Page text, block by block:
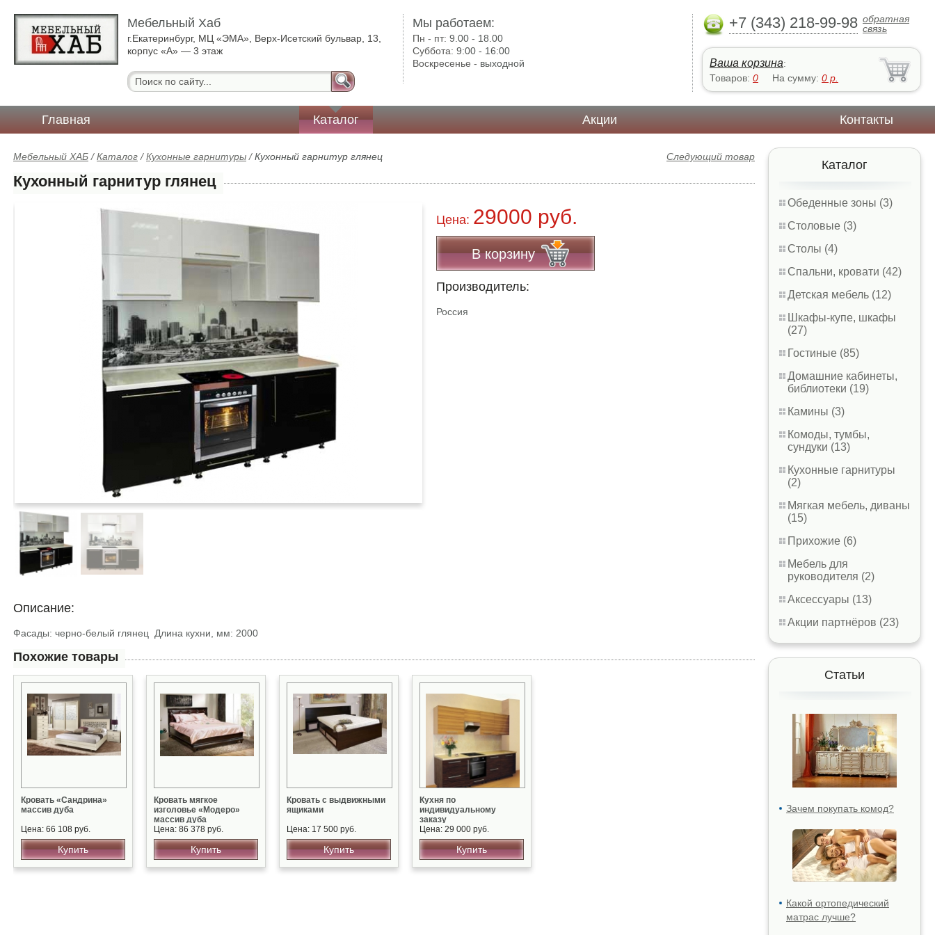
Мебельный Хаб
г.Екатеринбург, МЦ «ЭМА», Верх-Исетский бульвар, 13,
корпус «А» — 3 этаж
Мы работаем:
Пн - пт:9.00 - 18.00
Суббота:9:00 - 16:00
Воскресенье - выходной
+7 (343) 218-99-98 обратная
связь
Ваша корзина:
Товаров: 0 На сумму: 0 р.
Главная Каталог Акции Контакты
Каталог
Обеденные зоны (3)
Столовые (3)
Столы (4)
Спальни, кровати (42)
Детская мебель (12)
Шкафы-купе, шкафы
(27)
Гостиные (85)
Домашние кабинеты,
библиотеки (19)
Камины (3)
Комоды, тумбы,
сундуки (13)
Кухонные гарнитуры
(2)
Мягкая мебель, диваны
(15)
Прихожие (6)
Мебель для
руководителя (2)
Аксессуары (13)
Акции партнёров (23)
Статьи
Зачем покупать комод?
Какой ортопедический
матрас лучше?
Следующий товар
Мебельный ХАБ /Каталог /Кухонные гарнитуры /Кухонный гарнитур глянец
Кухонный гарнитур глянец
Цена: 29000 руб.
В корзину
Производитель:
Россия
Описание:
Фасады: черно-белый глянец Длина кухни, мм: 2000
Похожие товары
Кровать «Сандрина»
массив дуба
Цена: 66 108 руб.
Купить
Кровать мягкое
изголовье «Модеро»
массив дуба
Цена: 86 378 руб.
Купить
Кровать с выдвижными
ящиками
Цена: 17 500 руб.
Купить
Кухня по
индивидуальному
заказу
Цена: 29 000 руб.
Купить